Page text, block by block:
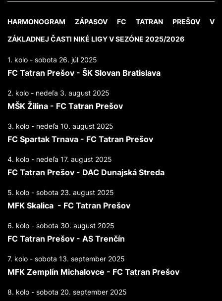
HARMONOGRAM ZÁPASOV FC TATRAN PREŠOV V
ZÁKLADNEJ ČASTI NIKÉ LIGY V SEZÓNE 2025/2026
1. kolo - sobota 26. júl 2025
FC Tatran Prešov - ŠK Slovan Bratislava
2. kolo - nedeľa 3. august 2025
MŠK Žilina - FC Tatran Prešov
3. kolo - nedeľa 10. august 2025
FC Spartak Trnava - FC Tatran Prešov
4. kolo - nedeľa 17. august 2025
FC Tatran Prešov - DAC Dunajská Streda
5. kolo - sobota 23. august 2025
MFK Skalica - FC Tatran Prešov
6. kolo - sobota 30. august 2025
FC Tatran Prešov - AS Trenčín
7. kolo - sobota 13. september 2025
MFK Zemplín Michalovce - FC Tatran Prešov
8. kolo - sobota 20. september 2025